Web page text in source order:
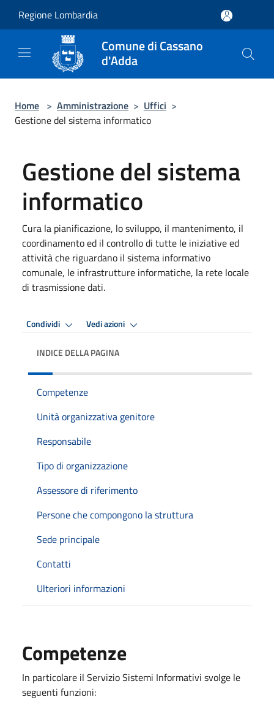
Regione Lombardia
Comune di Cassano
d'Adda
Home > Amministrazione > Uffici >
Gestione del sistema informatico
Gestione del sistema
informatico
Cura la pianificazione, lo sviluppo, il mantenimento, il
coordinamento ed il controllo di tutte le iniziative ed
attività che riguardano il sistema informativo
comunale, le infrastrutture informatiche, la rete locale
di trasmissione dati.
Condividi Vedi azioni
INDICE DELLA PAGINA
Competenze
Unità organizzativa genitore
Responsabile
Tipo di organizzazione
Assessore di riferimento
Persone che compongono la struttura
Sede principale
Contatti
Ulteriori informazioni
Competenze
In particolare il Servizio Sistemi Informativi svolge le
seguenti funzioni: